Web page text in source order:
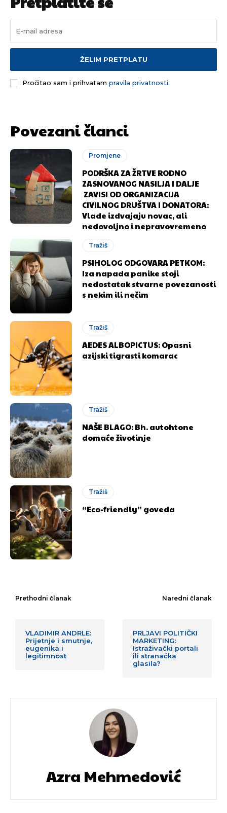
Pusti priču da živi!
Objavi.ba
[wpuf_form id=”7463”]
Pusti priču da živi!
Objavi.ba
[wpuf_form id=”7463”]
ŽELIM PRETPLATU
Pročitao sam i prihvatam pravila privatnosti.
Povezani članci
Promjene
PODRŠKA ZA ŽRTVE RODNO
ZASNOVANOG NASILJA I DALJE
ZAVISI OD ORGANIZACIJA
CIVILNOG DRUŠTVA I DONATORA:
Vlade izdvajaju novac, ali
nedovoljno i nepravovremeno
Tražiš
PSIHOLOG ODGOVARA PETKOM:
Iza napada panike stoji
nedostatak stvarne povezanosti
s nekim ili nečim
Tražiš
AEDES ALBOPICTUS: Opasni
azijski tigrasti komarac
Tražiš
NAŠE BLAGO: Bh. autohtone
domaće životinje
Tražiš
“Eco-friendly” goveda
Prethodni članak
VLADIMIR ANDRLE:
Prijetnje i smutnje,
eugenika i
legitimnost
Naredni članak
PRLJAVI POLITIČKI
MARKETING:
Istraživački portali
ili stranačka
glasila?
Azra Mehmedović